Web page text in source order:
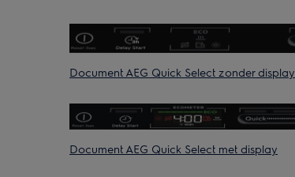
Document AEG Quick Select zonder display
Document AEG Quick Select met display